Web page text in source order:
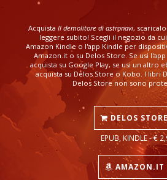
Acquista Il demolitore di astronavi,
leggere subito! Scegli il negozio da
Amazon Kindle o l'app Kindle per
Amazon.it o su Delos Store. Se usi
acquista su Google Play, se usi un altro
acquista su Delos Store o Kobo. I libri
Delos Store non sono
DELOS STORE
EPUB, KINDLE - €
AMAZON.IT